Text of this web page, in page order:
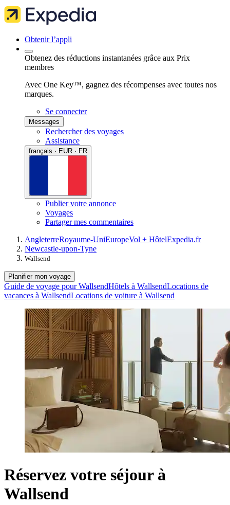
Obtenir l’appli
Obtenez des réductions instantanées grâce aux Prix
membres
Avec One Key™, gagnez des récompenses avec toutes nos
marques.
Se connecter
Messages
Rechercher des voyages
Assistance
français · EUR · FR
Publier votre annonce
Voyages
Partager mes commentaires
AngleterreRoyaume-UniEuropeVol + HôtelExpedia.fr
Newcastle-upon-Tyne
Wallsend
Planifier mon voyage
Guide de voyage pour WallsendHôtels à WallsendLocations de
vacances à WallsendLocations de voiture à Wallsend
Réservez votre séjour à
Wallsend